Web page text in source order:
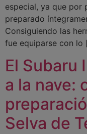
especial, ya que por
preparado
Consiguiendo las
fue equiparse con lo
El Subaru
a la nave:
Selva de